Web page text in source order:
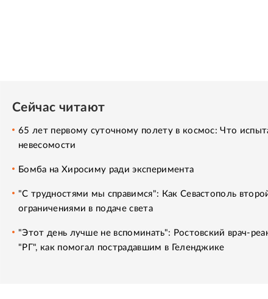
Сейчас читают
65 лет первому суточному полету в космос: Что
невесомости
Бомба на Хиросиму ради эксперимента
"С трудностями мы справимся": Как Севастополь
ограничениями в подаче света
"Этот день лучше не вспоминать": Ростовский врач-
"РГ", как помогал пострадавшим в Геленджике